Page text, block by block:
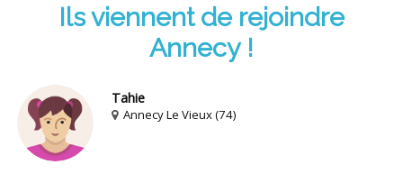
Ils viennent de rejoindre
Annecy !
Tahie
Annecy Le Vieux (74)